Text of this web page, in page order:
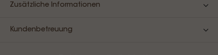
Zusätzliche Informationen
Kundenbetreuung